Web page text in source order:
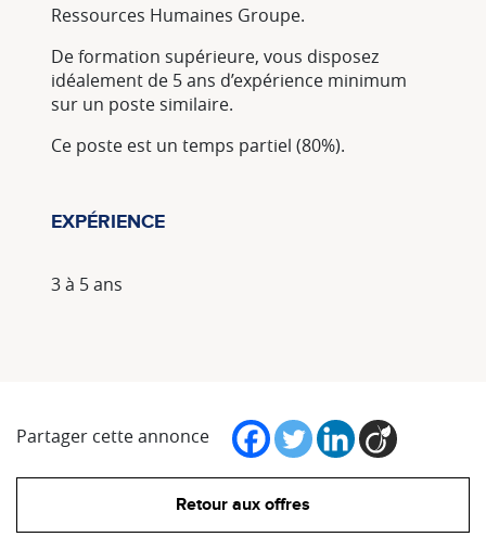
Ressources Humaines Groupe.
De formation supérieure, vous disposez
idéalement de 5 ans d’expérience minimum
sur un poste similaire.
Ce poste est un temps partiel (80%).
EXPÉRIENCE
3 à 5 ans
Partager cette annonce
Retour aux offres